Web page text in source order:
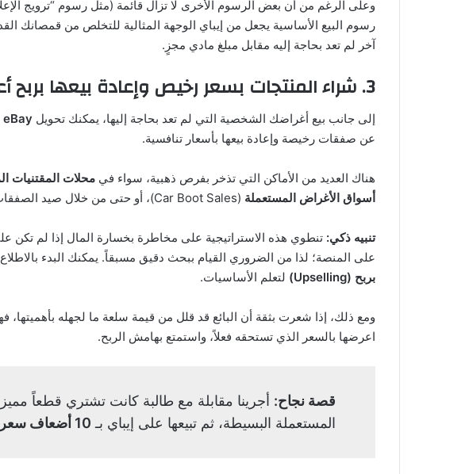
وعلى الرغم من أن بعض الرسوم الأخرى لا تزال قائمة (مثل رسوم “ترويج
رسوم البيع الأساسية يجعل من إيباي الوجهة المثالية للتخلص من قمصانك
آخر لم تعد بحاجة إليه مقابل مبلغ مادي مجزٍ.
3. شراء المنتجات بسعر رخيص وإعادة بيعها بربح أعلى
إلى جانب بيع أغراضك الشخصية التي لم تعد بحاجة إليها، يمكنك تحويل eBay
عن صفقات رخيصة وإعادة بيعها بأسعار تنافسية.
هناك العديد من الأماكن التي تذخر بفرص ذهبية، سواء في محلات المقتنيات
أسواق الأغراض المستعملة (Car Boot Sales)، أو حتى من خلال صيد الصفقات على موقع إيباي نفسه.
تنبيه ذكي: تنطوي هذه الاستراتيجية على مخاطرة بخسارة المال إذا لم تكن
على المنصة؛ لذا من الضروري القيام ببحث دقيق مسبقاً. يمكنك البدء
بربح (Upselling)
لتعلم الأساسيات.
ومع ذلك، إذا شعرت بثقة أن البائع قد قلل من قيمة سلعة ما لجهله بأهميتها،
اعرضها بالسعر الذي تستحقه فعلاً، واستمتع بهامش الربح.
قصة نجاح: أجرينا مقابلة مع طالبة كانت تشتري قطعاً
المستعملة البسيطة، ثم تبيعها على إيباي بـ 10 أضعاف سعر شرائها الأصلي!